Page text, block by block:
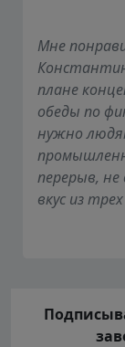
Мне
плане
обеды по
нужно
перерыв, не
вкус из